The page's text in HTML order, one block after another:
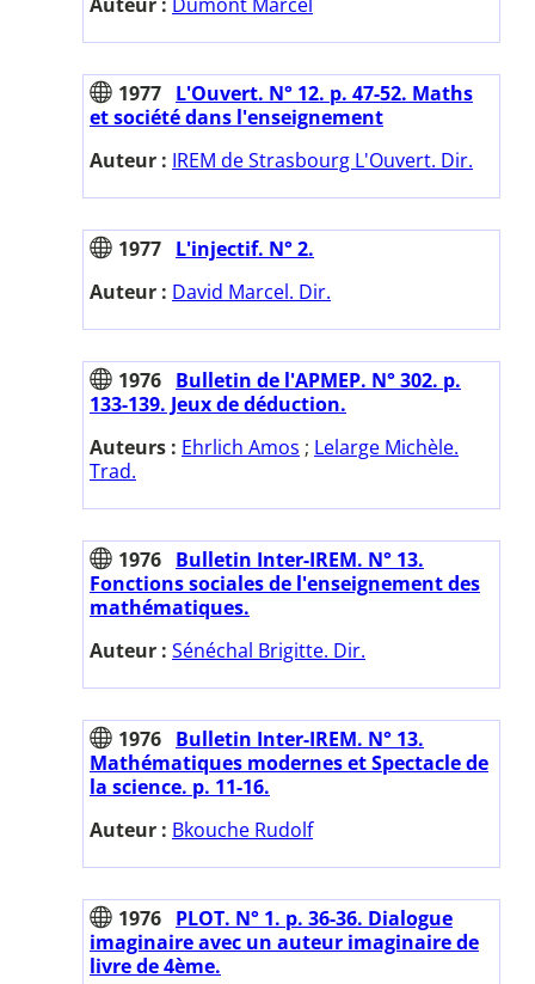
1977 L'Ouvert. N° 12. p. 47-52. Maths
et société dans l'enseignement
Auteur : IREM de Strasbourg L'Ouvert. Dir.
1977 L'injectif. N° 2.
Auteur : David Marcel. Dir.
1976 Bulletin de l'APMEP. N° 302. p.
133-139. Jeux de déduction.
Auteurs : Ehrlich Amos ; Lelarge Michèle.
Trad.
1976 Bulletin Inter-IREM. N° 13.
Fonctions sociales de l'enseignement des
mathématiques.
Auteur : Sénéchal Brigitte. Dir.
1976 Bulletin Inter-IREM. N° 13.
Mathématiques modernes et Spectacle de
la science. p. 11-16.
Auteur : Bkouche Rudolf
1976 PLOT. N° 1. p. 36-36. Dialogue
imaginaire avec un auteur imaginaire de
livre de 4ème.